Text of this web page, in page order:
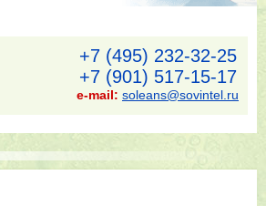
+7 (495) 232-32-25
+7 (901) 517-15-17
e-mail: soleans@sovintel.ru